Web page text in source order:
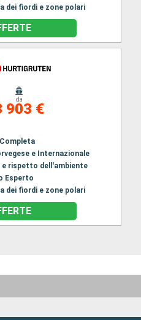
dei fiordi e zone polari
da
903 €
e Internazionale
e rispetto dell'ambiente
Esperto
dei fiordi e zone polari